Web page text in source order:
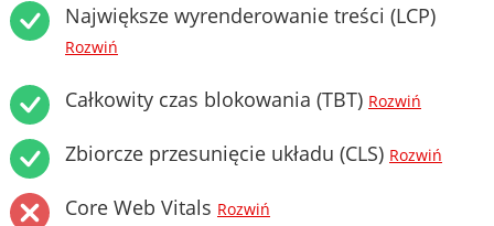
Największe wyrenderowanie treści (LCP)
Rozwiń
Całkowity czas blokowania (TBT) Rozwiń
Zbiorcze przesunięcie układu (CLS) Rozwiń
Core Web Vitals Rozwiń